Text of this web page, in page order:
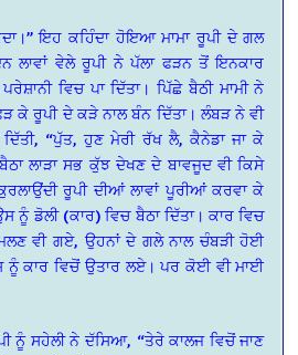
ਇਹ ਕਹਿੰਦਾ ਹੋਇਆ ਮਾਮਾ ਰੂਪੀ ਦੇ ਗਲ
ਲਾਵਾਂ ਵੇਲੇ ਰੂਪੀ ਨੇ ਪੱਲਾ ਫੜਨ ਤੋਂ ਇਨਕਾਰ
ਵਿਚ ਪਾ ਦਿੱਤਾ। ਪਿੱਛੇ ਬੈਠੀ ਮਾਮੀ ਨੇ
ਕੇ ਰੂਪੀ ਦੇ ਕੜੇ ਨਾਲ ਬੰਨ ਦਿੱਤਾ। ਲੰਬੜ ਨੇ ਵੀ
“ਪੁੱਤ, ਹੁਣ ਮੇਰੀ ਰੱਖ ਲੈ, ਕੈਨੇਡਾ ਜਾ ਕੇ
ਲਾੜਾ ਸਭ ਕੁੱਝ ਦੇਖਣ ਦੇ ਬਾਵਜੂਦ ਵੀ ਕਿਸੇ
ਰੂਪੀ ਦੀਆਂ ਲਾਵਾਂ ਪੂਰੀਆਂ ਕਰਵਾ ਕੇ
ਨੂੰ ਡੋਲੀ (ਕਾਰ) ਵਿਚ ਬੈਠਾ ਦਿੱਤਾ। ਕਾਰ ਵਿਚ
ਵੀ ਗਏ, ਉਹਨਾਂ ਦੇ ਗਲੇ ਨਾਲ ਚੰਬੜੀ ਹੋਈ
ਕਾਰ ਵਿਚੋਂ ਉਤਾਰ ਲਏ। ਪਰ ਕੋਈ ਵੀ ਮਾਈ
ਸਹੇਲੀ ਨੇ ਦੱਸਿਆ, “ਤੇਰੇ ਕਾਲਜ ਵਿਚੋਂ ਜਾਣ